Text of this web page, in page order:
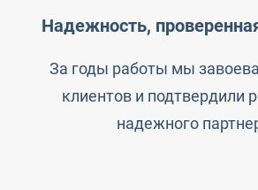
Надежность,
За годы работы мы
клиентов и подтвердили
надежного